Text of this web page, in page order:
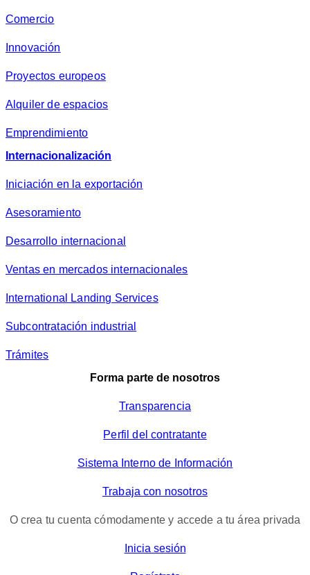
Comercio
Innovación
Proyectos europeos
Alquiler de espacios
Emprendimiento
Internacionalización
Iniciación en la exportación
Asesoramiento
Desarrollo internacional
Ventas en mercados internacionales
International Landing Services
Subcontratación industrial
Trámites
Forma parte de nosotros
Transparencia
Perfil del contratante
Sistema Interno de Información
Trabaja con nosotros
O crea tu cuenta cómodamente y accede a tu área privada
Inicia sesión